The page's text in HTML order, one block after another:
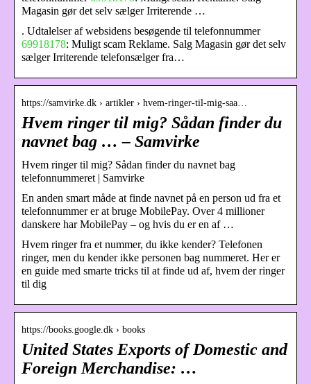
Magasin gør det selv sælger Irriterende …
. Udtalelser af websidens besøgende til telefonnummer
69918178: Muligt scam Reklame. Salg Magasin gør det selv
sælger Irriterende telefonsælger fra…
https://samvirke.dk › artikler › hvem-ringer-til-mig-saa…
Hvem ringer til mig? Sådan finder du
navnet bag … – Samvirke
Hvem ringer til mig? Sådan finder du navnet bag
telefonnummeret | Samvirke
En anden smart måde at finde navnet på en person ud fra et
telefonnummer er at bruge MobilePay. Over 4 millioner
danskere har MobilePay – og hvis du er en af …
Hvem ringer fra et nummer, du ikke kender? Telefonen
ringer, men du kender ikke personen bag nummeret. Her er
en guide med smarte tricks til at finde ud af, hvem der ringer
til dig
https://books.google.dk › books
United States Exports of Domestic and
Foreign Merchandise: …